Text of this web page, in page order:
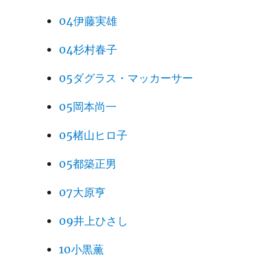
04伊藤実雄
04杉村春子
05ダグラス・マッカーサー
05岡本尚一
05楮山ヒロ子
05都築正男
07大原亨
09井上ひさし
10小黒薫